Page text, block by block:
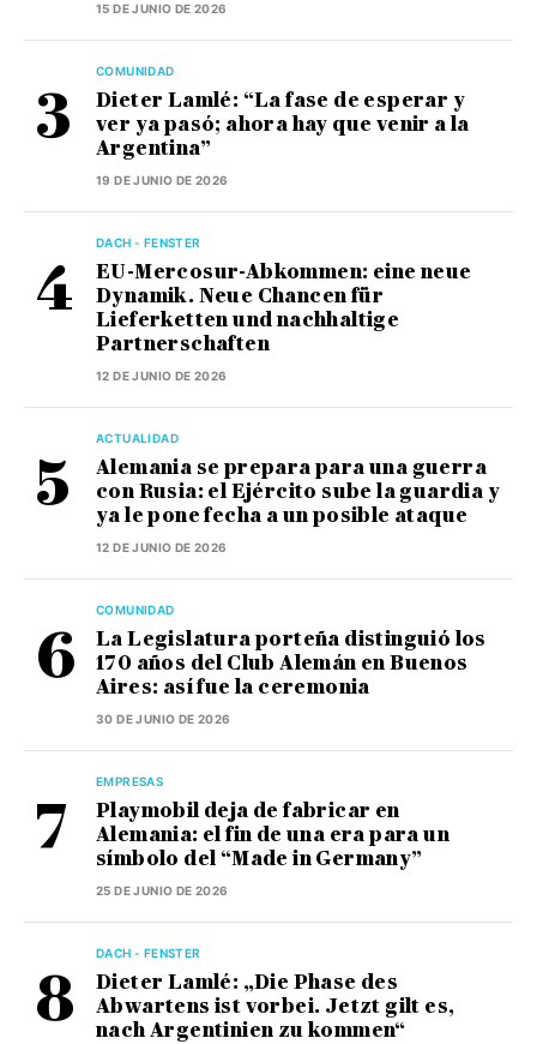
15 DE JUNIO DE 2026
COMUNIDAD
Dieter Lamlé: “La fase de esperar y
ver ya pasó; ahora hay que venir a la
Argentina”
19 DE JUNIO DE 2026
DACH - FENSTER
EU-Mercosur-Abkommen: eine neue
Dynamik. Neue Chancen für
Lieferketten und nachhaltige
Partnerschaften
12 DE JUNIO DE 2026
ACTUALIDAD
Alemania se prepara para una guerra
con Rusia: el Ejército sube la guardia y
ya le pone fecha a un posible ataque
12 DE JUNIO DE 2026
COMUNIDAD
La Legislatura porteña distinguió los
170 años del Club Alemán en Buenos
Aires: así fue la ceremonia
30 DE JUNIO DE 2026
EMPRESAS
Playmobil deja de fabricar en
Alemania: el fin de una era para un
símbolo del “Made in Germany”
25 DE JUNIO DE 2026
DACH - FENSTER
Dieter Lamlé: „Die Phase des
Abwartens ist vorbei. Jetzt gilt es,
nach Argentinien zu kommen“